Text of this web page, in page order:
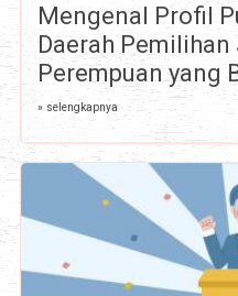
Mengenal Profil
Daerah
Perempuan yang
» selengkapnya